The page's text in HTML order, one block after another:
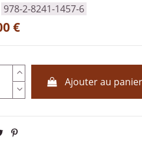
978-2-8241-1457-6
€
Ajouter au panier